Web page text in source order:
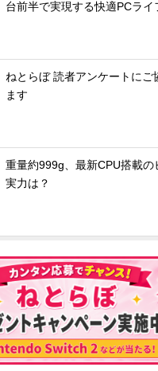
台前半で実現する快適PCライ
ねとらぼ 読者アンケートにご
ます
重量約999g、最新CPU搭載の
実力は？